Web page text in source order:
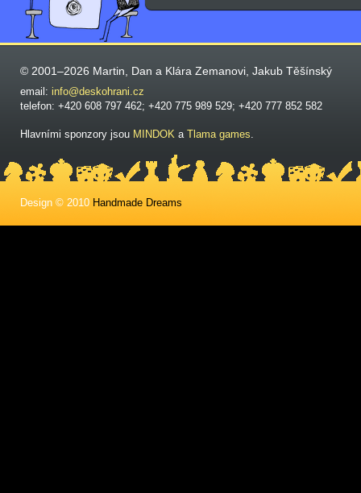
© 2001–2026 Martin, Dan a Klára Zemanovi, Jakub Těšínský
email: info@deskohrani.cz
telefon: +420 608 797 462; +420 775 989 529; +420 777 852 582
Hlavními sponzory jsou MINDOK a Tlama games.
Design © 2010 Handmade Dreams